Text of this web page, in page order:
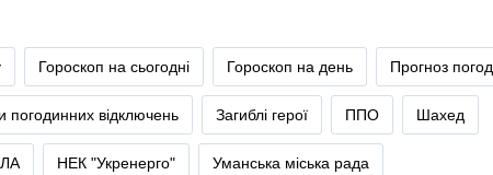
Гороскоп на сьогодні Гороскоп на день Прогноз
погодинних відключень Загиблі герої ППО Шахед
НЕК "Укренерго" Уманська міська рада